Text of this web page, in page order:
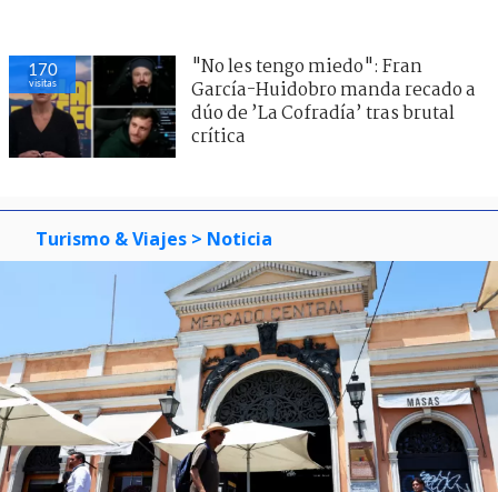
170
visitas
"No les tengo miedo": Fran
García-Huidobro manda recado a
dúo de ’La Cofradía’ tras brutal
crítica
Turismo & Viajes > Noticia